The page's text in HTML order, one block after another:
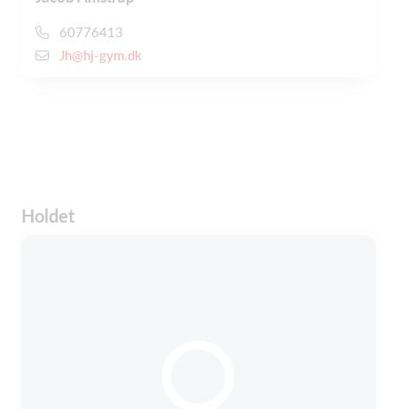
60776413
Jh@hj-gym.dk
Holdet